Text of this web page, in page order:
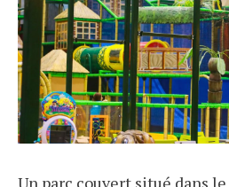
Un parc couvert situé dans